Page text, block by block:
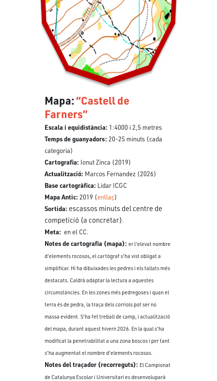
Mapa:“Castell de
Farners”
Escala i equidistància: 1:4000 i 2,5 metres
Temps de guanyadors: 20-25 minuts (cada
categoria)
Cartografia: Ionut Zinca (2019)
Actualització: Marcos Fernandez (2026)
Base cartogràfica: Lidar ICGC
Mapa Antic: 2019 (enllaç)
Sortida: escassos minuts del centre de
competició (a concretar).
Meta: en el CC.
Notes de cartografia (mapa):er l'elevat nombre
d'elements rocosos, el cartògraf s'ha vist obligat a
simplificar. Hi ha dibuixades les pedres i els tallats més
destacats. Caldrà adaptar la lectura a aquestes
circumstàncies. En les zones més pedregoses i quan el
terra és de pedra, la traça dels corriols pot ser no
massa evident. S'ha fet treball de camp, i actualització
del mapa, durant aquest hivern 2026. En la qual s'ha
modificat la penetrabilitat a una zona boscos i per tant
s'ha augmentat el nombre d'elements rocosos.
Notes del traçador (recorreguts): El Campionat
de Catalunya Escolar i Universitari es desenvoluparà